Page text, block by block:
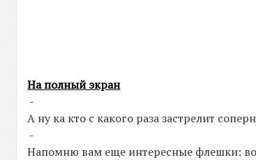
На полный экран
-
А ну ка кто с какого раза застрелит
-
Напомню вам еще интересные флешки: